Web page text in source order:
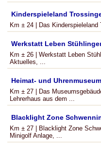
Kinderspieleland
Km ± 24 | Das
Werkstatt Leben
Km ± 26 | Werkstatt Leben
Aktuelles, ...
Heimat- und
Km ± 27 | Das
Lehrerhaus aus dem ...
Blacklight Zone
Km ± 27 | Blacklight Zone
Minigolf Anlage, ...